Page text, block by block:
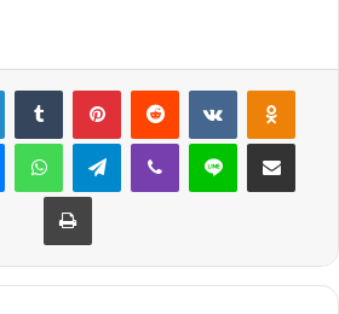
LinkedInTumblr PinterestReddit VKontakte
MessengerWhatsAppTelegramViber Line E-Posta ile
Yazdır